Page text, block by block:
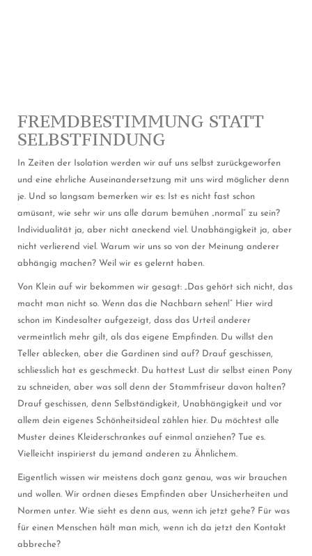
FREMDBESTIMMUNG STATT
SELBSTFINDUNG
In Zeiten der Isolation werden wir auf uns selbst zurückgeworfen
und eine ehrliche Auseinandersetzung mit uns wird möglicher denn
je. Und so langsam bemerken wir es: Ist es nicht fast schon
amüsant, wie sehr wir uns alle darum bemühen „normal“ zu sein?
Individualität ja, aber nicht aneckend viel. Unabhängigkeit ja, aber
nicht verlierend viel. Warum wir uns so von der Meinung anderer
abhängig machen? Weil wir es gelernt haben.
Von Klein auf wir bekommen wir gesagt: „Das gehört sich nicht, das
macht man nicht so. Wenn das die Nachbarn sehen!“ Hier wird
schon im Kindesalter aufgezeigt, dass das Urteil anderer
vermeintlich mehr gilt, als das eigene Empfinden. Du willst den
Teller ablecken, aber die Gardinen sind auf? Drauf geschissen,
schliesslich hat es geschmeckt. Du hattest Lust dir selbst einen Pony
zu schneiden, aber was soll denn der Stammfriseur davon halten?
Drauf geschissen, denn Selbständigkeit, Unabhängigkeit und vor
allem dein eigenes Schönheitsideal zählen hier. Du möchtest alle
Muster deines Kleiderschrankes auf einmal anziehen? Tue es.
Vielleicht inspirierst du jemand anderen zu Ähnlichem.
Eigentlich wissen wir meistens doch ganz genau, was wir brauchen
und wollen. Wir ordnen dieses Empfinden aber Unsicherheiten und
Normen unter. Wie sieht es denn aus, wenn ich jetzt gehe? Für was
für einen Menschen hält man mich, wenn ich da jetzt den Kontakt
abbreche?